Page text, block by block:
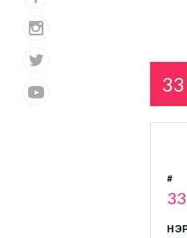
33
#
33